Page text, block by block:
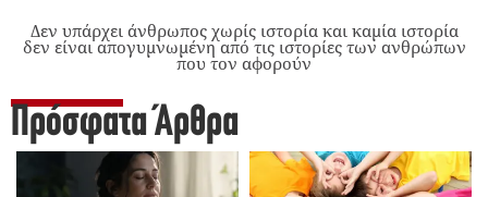
Δεν υπάρχει άνθρωπος χωρίς ιστορία και καμία ιστορία
δεν είναι απογυμνωμένη από τις ιστορίες των ανθρώπων
που τον αφορούν
Πρόσφατα Άρθρα